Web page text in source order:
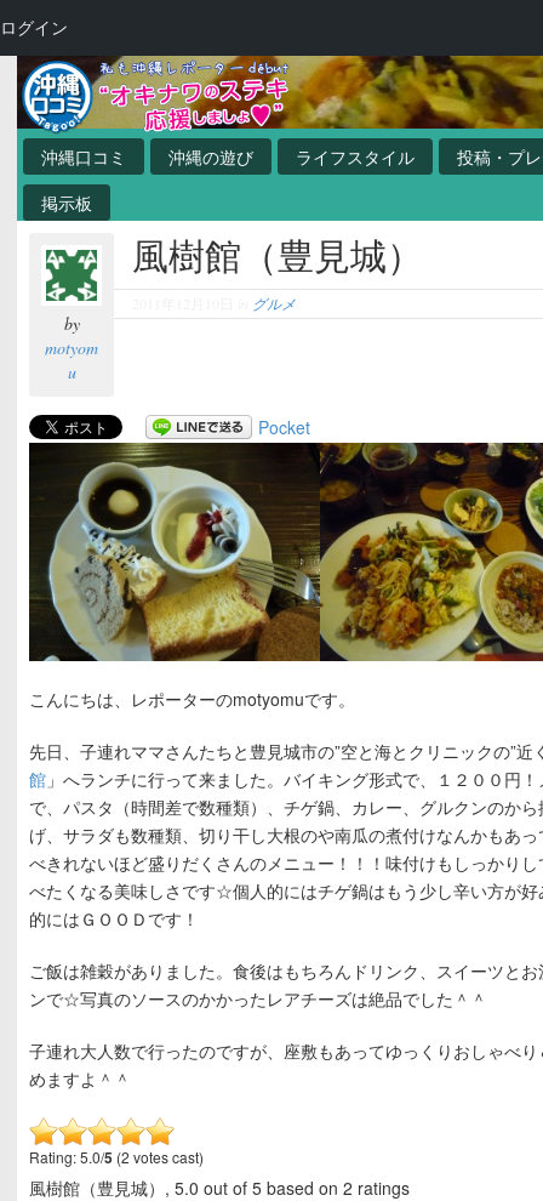
沖縄口コミ 沖縄の遊び ライフスタイル
投稿・プ
掲示板
by
motyom
u
風樹館（豊見城）
グルメ
Pocket
こんにちは、レポーターのmotyomuです。
先日、子連れママさんたちと豊見城市の”空と海とクリニックの”近
館 」へランチに行って来ました。バイキング形式で、１２００円
で、パスタ（時間差で数種類）、チゲ鍋、カレー、グルクンのか
げ、サラダも数種類、切り干し大根のや南瓜の煮付けなんかもあ
べきれないほど盛りだくさんのメニュー！！！味付けもしっかり
べたくなる美味しさです☆個人的にはチゲ鍋はもう少し辛い方が
的にはＧＯＯＤです！
ご飯は雑穀がありました。食後はもちろんドリンク、スイーツと
ンで☆写真のソースのかかったレアチーズは絶品でした＾＾
子連れ大人数で行ったのですが、座敷もあってゆっくりおしゃべ
めますよ＾＾
Rating: 5.0/5 (2 votes cast)
風樹館（豊見城） ,5.0 out of5 based on2 ratings
ログイン